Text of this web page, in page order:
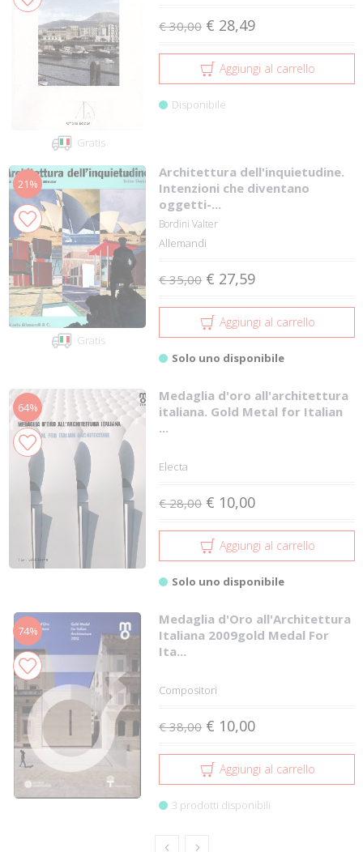
Gratis
€ 30,00 € 28,49
Aggiungi al carrello
Disponibile
21%
Gratis
Architettura dell'inquietudine.
Intenzioni che diventano
oggetti-...
Bordini Valter
Allemandi
€ 35,00 € 27,59
Aggiungi al carrello
Solo uno disponibile
64%
Medaglia d'oro all'architettura
italiana. Gold Metal for Italian
...
Electa
€ 28,00 € 10,00
Aggiungi al carrello
Solo uno disponibile
74%
Medaglia d'Oro all'Architettura
Italiana 2009­gold Medal For
Ita...
Compositori
€ 38,00 € 10,00
Aggiungi al carrello
3 prodotti disponibili